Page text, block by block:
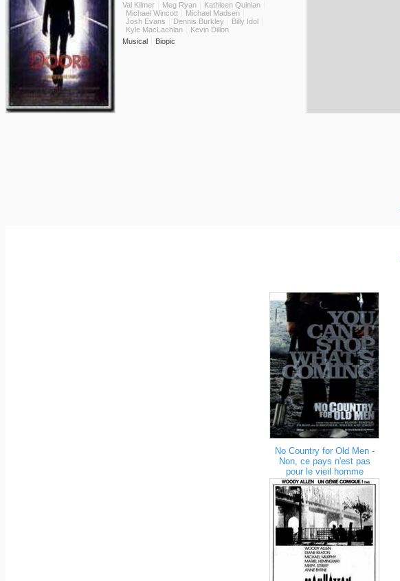
Val Kilmer
Meg Ryan
Kathleen Quinlan
Michael Wincott
Michael Madsen
Josh Evans
Dennis Burkley
Billy Idol
Kyle MacLachlan
Kevin Dillon
Musical
Biopic
No Country for Old Men -
Non, ce pays n'est pas
pour le vieil homme